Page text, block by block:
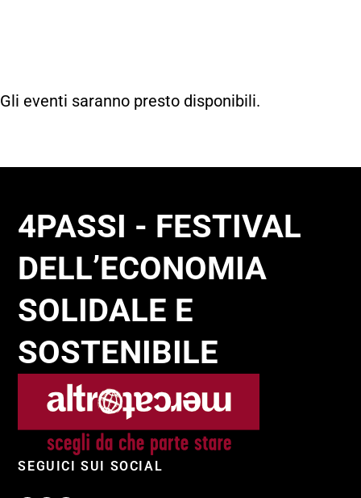
Gli eventi saranno presto disponibili.
4PASSI - FESTIVAL
DELL’ECONOMIA
SOLIDALE E
SOSTENIBILE
SEGUICI SUI SOCIAL